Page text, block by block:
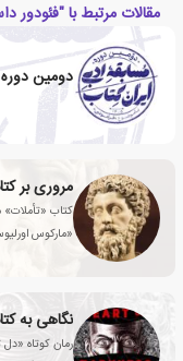
مقالات مرتبط با "فئودور
دومین
مروری بر
کتاب
«مارکوس
نگاهی به
رمان کوتاه «دل